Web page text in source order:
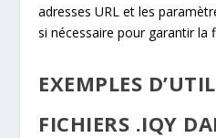
adresses URL et les
si nécessaire pour garantir la
EXEMPLES
FICHIERS .IQY